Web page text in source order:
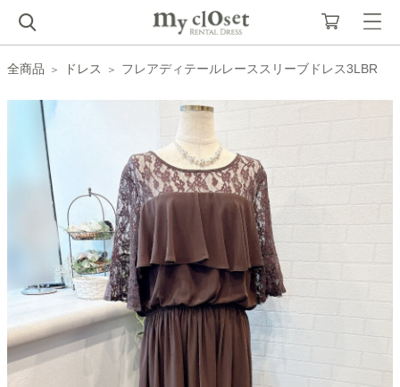
全商品 ドレス フレアディテールレーススリーブドレス3LBR